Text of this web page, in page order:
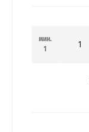
мин.
1